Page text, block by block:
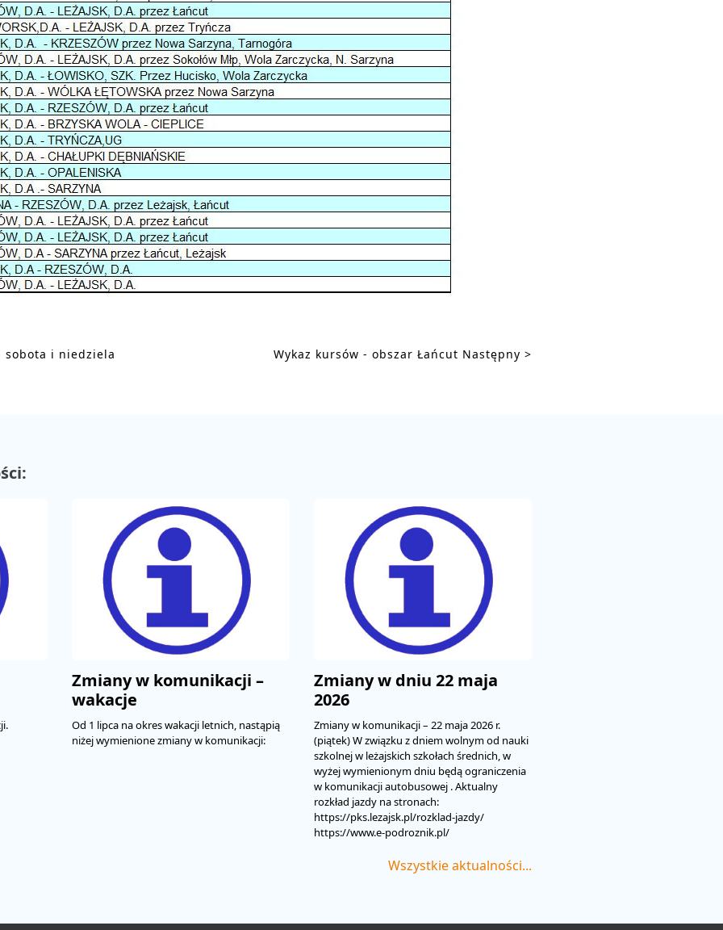
sobota i niedziela Wykaz kursów - obszar Łańcut Następny >
Zmiany w komunikacji –
wakacje
Od 1 lipca na okres wakacji letnich, nastąpią
niżej wymienione zmiany w komunikacji:
Zmiany w dniu 22 maja
2026
Zmiany w komunikacji – 22 maja 2026 r.
(piątek) W związku z dniem wolnym od nauki
szkolnej w leżajskich szkołach średnich, w
wyżej wymienionym dniu będą ograniczenia
w komunikacji autobusowej . Aktualny
rozkład jazdy na stronach:
https://pks.lezajsk.pl/rozklad-jazdy/
https://www.e-podroznik.pl/
Wszystkie aktualności...